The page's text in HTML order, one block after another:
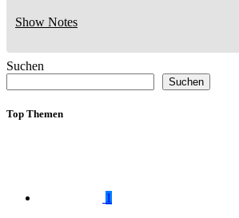
Show Notes
Suchen
Suchen
Top Themen
1